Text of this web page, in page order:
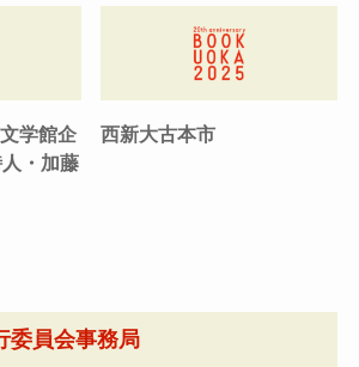
学館企
・加藤
西新大古本市
委員会事務局